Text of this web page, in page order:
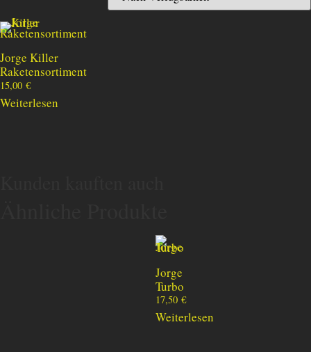
Jorge Killer
Raketensortiment
15,00 €
Weiterlesen
Jorge
Turbo
17,50 €
Weiterlesen